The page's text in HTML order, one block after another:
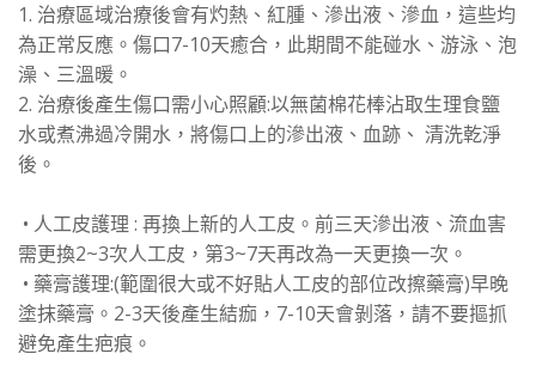
1. 治療區域治療後會有灼熱、紅腫、滲出液、滲血，這些均
為正常反應。傷口7-10天癒合，此期間不能碰水、游泳、泡
澡、三溫暖。
2. 治療後產生傷口需小心照顧:以無菌棉花棒沾取生理食鹽
水或煮沸過冷開水，將傷口上的滲出液、血跡、 清洗乾淨
後。
• 人工皮護理 : 再換上新的人工皮。前三天滲出液、流血害
需更換2~3次人工皮，第3~7天再改為一天更換一次。
• 藥膏護理:(範圍很大或不好貼人工皮的部位改擦藥膏)早晚
塗抹藥膏。2-3天後產生結痂，7-10天會剝落，請不要摳抓
避免產生疤痕。